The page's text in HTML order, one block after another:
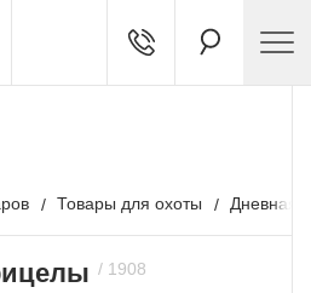
Товары для охоты Дневная